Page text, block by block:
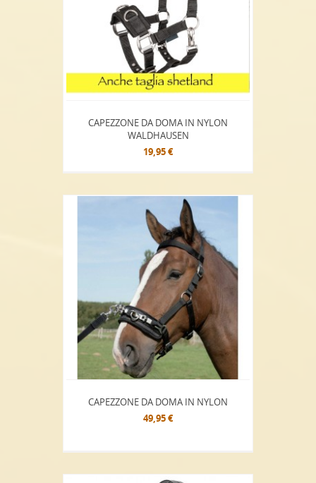
CAPEZZONE DA DOMA IN NYLON
WALDHAUSEN
19,95 €
CAPEZZONE DA DOMA IN NYLON
49,95 €